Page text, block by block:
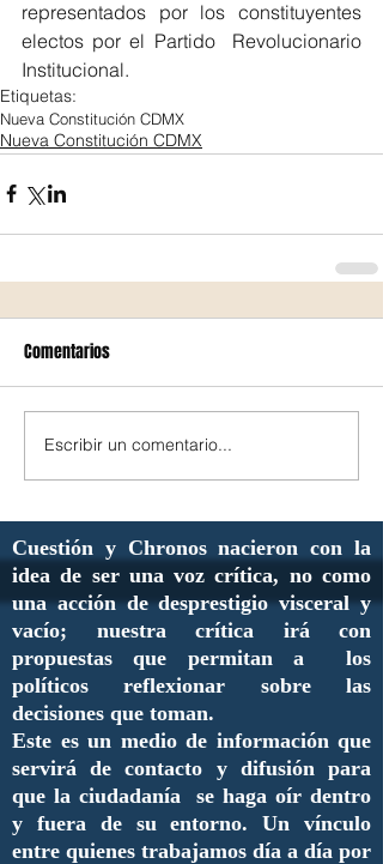
representados por los constituyentes
electos por el Partido  Revolucionario
Institucional.
Etiquetas:
Nueva Constitución CDMX
Nueva Constitución CDMX
Comentarios
Escribir un comentario...
Cuestión y Chronos nacieron con la
idea de ser una voz crítica, no como
una acción de desprestigio visceral y
vacío; nuestra crítica irá con
propuestas que permitan a los
políticos reflexionar sobre las
decisiones que toman.
Este es un medio de información que
servirá de contacto y difusión para
que la ciudadanía se haga oír dentro
y fuera de su entorno. Un vínculo
entre quienes trabajamos día a día por